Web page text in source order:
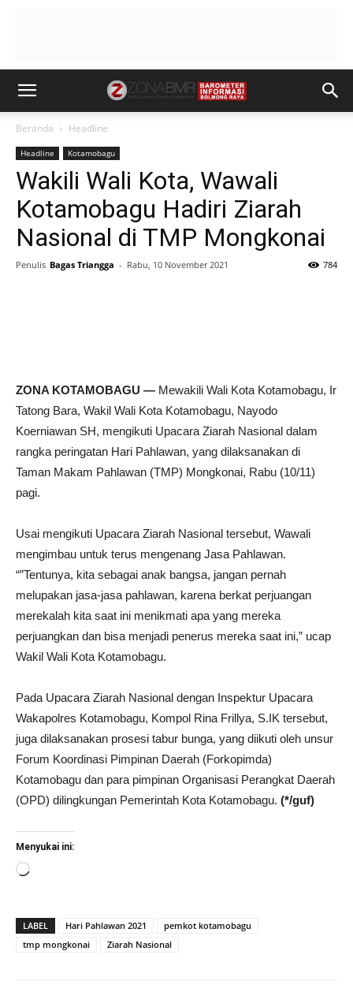
Beranda Headline
Headline Kotamobagu
Wakili Wali Kota, Wawali
Kotamobagu Hadiri Ziarah
Nasional di TMP Mongkonai
Penulis Bagas Triangga - Rabu, 10 November 2021 784
ZONA KOTAMOBAGU — Mewakili Wali Kota Kotamobagu, Ir
Tatong Bara, Wakil Wali Kota Kotamobagu, Nayodo
Koerniawan SH, mengikuti Upacara Ziarah Nasional dalam
rangka peringatan Hari Pahlawan, yang dilaksanakan di
Taman Makam Pahlawan (TMP) Mongkonai, Rabu (10/11)
pagi.
Usai mengikuti Upacara Ziarah Nasional tersebut, Wawali
mengimbau untuk terus mengenang Jasa Pahlawan.
“”Tentunya, kita sebagai anak bangsa, jangan pernah
melupakan jasa-jasa pahlawan, karena berkat perjuangan
merekalah kita saat ini menikmati apa yang mereka
perjuangkan dan bisa menjadi penerus mereka saat ini,” ucap
Wakil Wali Kota Kotamobagu.
Pada Upacara Ziarah Nasional dengan Inspektur Upacara
Wakapolres Kotamobagu, Kompol Rina Frillya, S.IK tersebut,
juga dilaksanakan prosesi tabur bunga, yang diikuti oleh unsur
Forum Koordinasi Pimpinan Daerah (Forkopimda)
Kotamobagu dan para pimpinan Organisasi Perangkat Daerah
(OPD) dilingkungan Pemerintah Kota Kotamobagu. (*/guf)
Menyukai ini:
Memuat...
LABEL Hari Pahlawan 2021
pemkot kotamobagu
tmp mongkonai
Ziarah Nasional